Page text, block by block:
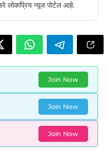
लोकप्रिय न्यूज पोर्टल आहे.
Join Now
Join Now
Join Now